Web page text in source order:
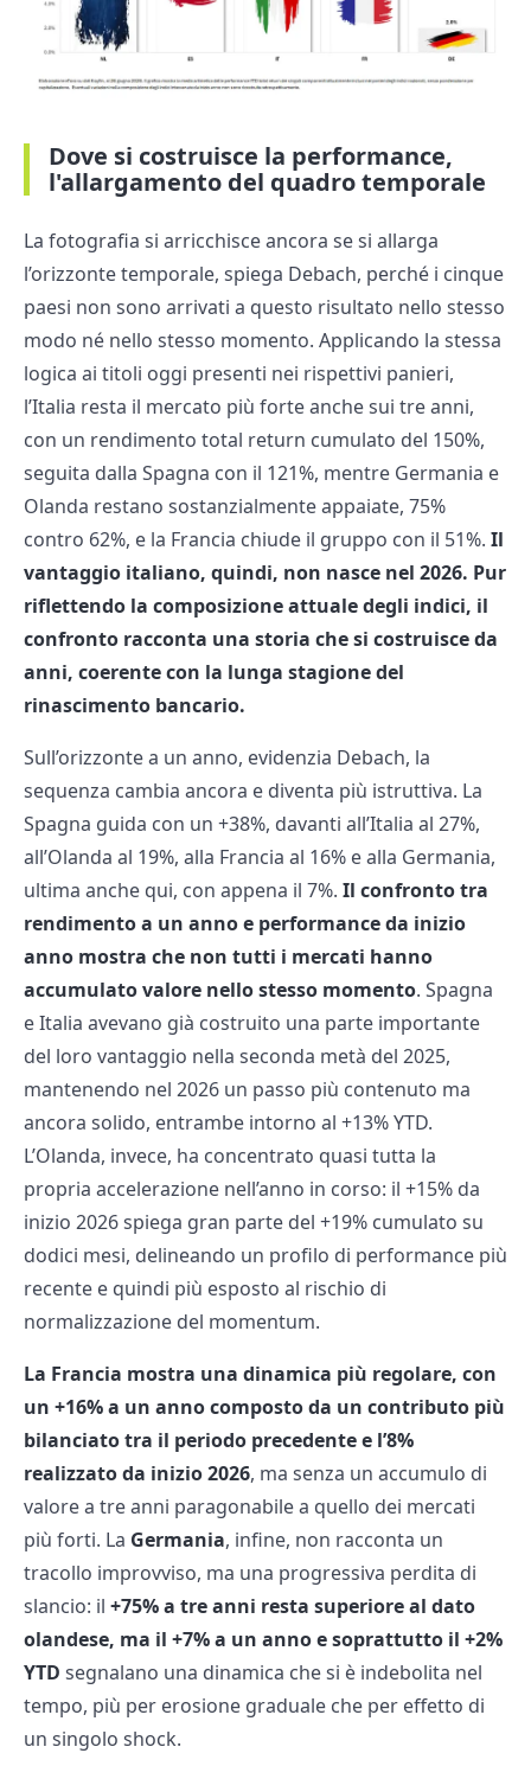
Dove si costruisce la performance,
l'allargamento del quadro temporale
La fotografia si arricchisce ancora se si allarga
l’orizzonte temporale, spiega Debach, perché i cinque
paesi non sono arrivati a questo risultato nello stesso
modo né nello stesso momento. Applicando la stessa
logica ai titoli oggi presenti nei rispettivi panieri,
l’Italia resta il mercato più forte anche sui tre anni,
con un rendimento total return cumulato del 150%,
seguita dalla Spagna con il 121%, mentre Germania e
Olanda restano sostanzialmente appaiate, 75%
contro 62%, e la Francia chiude il gruppo con il 51%. Il
vantaggio italiano, quindi, non nasce nel 2026. Pur
riflettendo la composizione attuale degli indici, il
confronto racconta una storia che si costruisce da
anni, coerente con la lunga stagione del
rinascimento bancario.
Sull’orizzonte a un anno, evidenzia Debach, la
sequenza cambia ancora e diventa più istruttiva. La
Spagna guida con un +38%, davanti all’Italia al 27%,
all’Olanda al 19%, alla Francia al 16% e alla Germania,
ultima anche qui, con appena il 7%. Il confronto tra
rendimento a un anno e performance da inizio
anno mostra che non tutti i mercati hanno
accumulato valore nello stesso momento. Spagna
e Italia avevano già costruito una parte importante
del loro vantaggio nella seconda metà del 2025,
mantenendo nel 2026 un passo più contenuto ma
ancora solido, entrambe intorno al +13% YTD.
L’Olanda, invece, ha concentrato quasi tutta la
propria accelerazione nell’anno in corso: il +15% da
inizio 2026 spiega gran parte del +19% cumulato su
dodici mesi, delineando un profilo di performance più
recente e quindi più esposto al rischio di
normalizzazione del momentum.
La Francia mostra una dinamica più regolare, con
un +16% a un anno composto da un contributo più
bilanciato tra il periodo precedente e l’8%
realizzato da inizio 2026, ma senza un accumulo di
valore a tre anni paragonabile a quello dei mercati
più forti. La Germania, infine, non racconta un
tracollo improvviso, ma una progressiva perdita di
slancio: il +75% a tre anni resta superiore al dato
olandese, ma il +7% a un anno e soprattutto il +2%
YTD segnalano una dinamica che si è indebolita nel
tempo, più per erosione graduale che per effetto di
un singolo shock.